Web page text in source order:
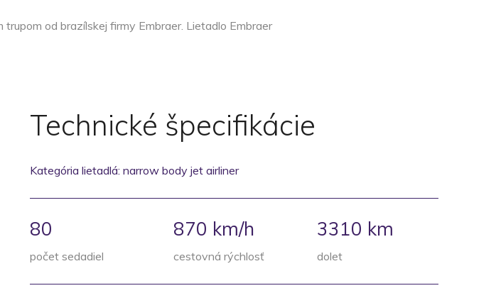
od brazílskej firmy Embraer. Lietadlo Embraer
Technické špecifikácie
Kategória lietadlá: narrow body jet airliner
80
počet sedadiel
870 km/h
cestovná rýchlosť
3310 km
dolet